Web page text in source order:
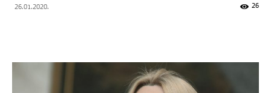
26.01.2020. 26